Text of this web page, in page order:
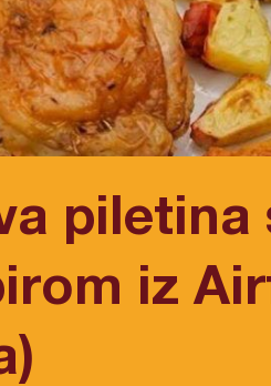
piletina
iz